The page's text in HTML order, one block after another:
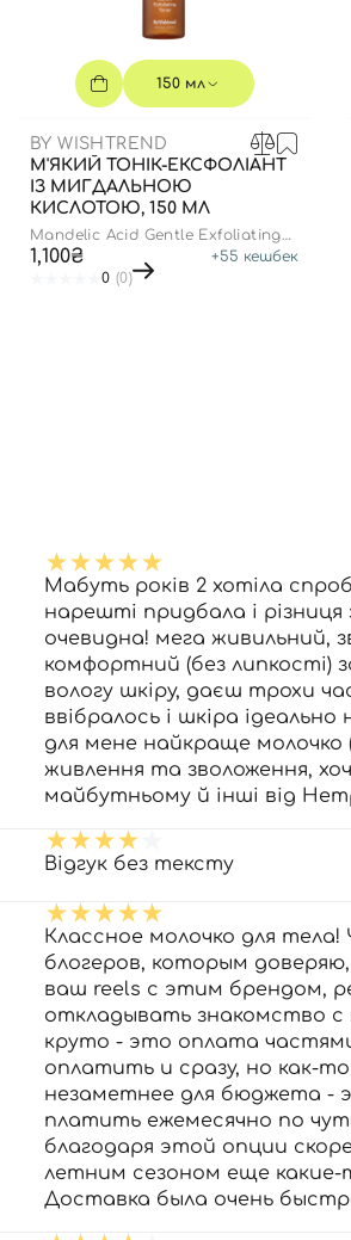
150 мл
BY WISHTREND
М'ЯКИЙ ТОНІК-ЕКСФОЛІАНТ
ІЗ МИГДАЛЬНОЮ
КИСЛОТОЮ, 150 МЛ
Mandelic Acid Gentle Exfoliating
Toner
1,100₴ +55 кешбек
0 (0)
Мабуть років 2 хотіла
нарешті придбала і
очевидна! мега живильний,
комфортний (без липкості)
вологу шкіру, даєш трохи
ввібралось і шкіра
для мене найкраще молочко
живлення та зволоження,
майбутньому й інші від
Відгук без тексту
Классное молочко для
блогеров, которым
ваш reels с этим брендом,
откладывать знакомство
круто - это оплата
оплатить и сразу, но как-
незаметнее для бюджета -
платить ежемесячно по
благодаря этой опции
летним сезоном еще
Доставка была очень